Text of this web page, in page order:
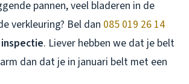
pannen, veel bladeren in de
verkleuring? Bel dan 085 019 26 14
. Liever hebben we dat je belt
dan dat je in januari belt met een